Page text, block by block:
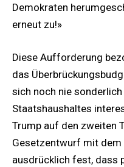
Demokraten
erneut zu!»
Diese Aufforderung
das
sich noch nie
Staatshaushaltes
Trump auf den zweiten
Gesetzentwurf mit dem
ausdrücklich fest, dass